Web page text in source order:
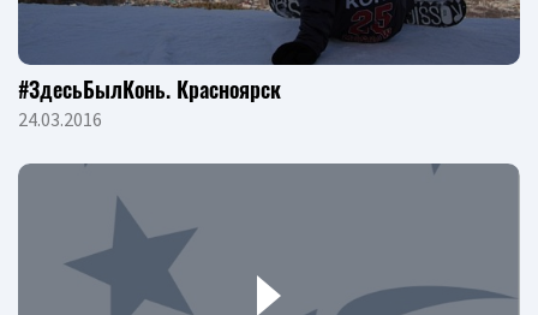
#ЗдесьБылКонь. Красноярск
24.03.2016